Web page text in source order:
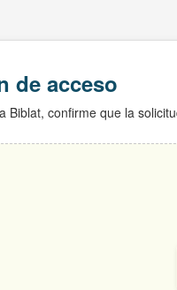
de acceso
Biblat, confirme que la